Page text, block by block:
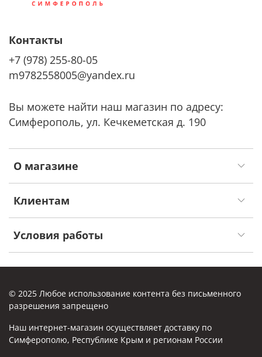
О магазине
Клиентам
Условия работы
Контакты
+7 (978) 255-80-05
m9782558005@yandex.ru
Вы можете найти наш магазин по адресу:
Симферополь, ул. Кечкеметская д. 190
© 2025 Любое использование контента без письменного
разрешения запрещено
Наш интернет-магазин осуществляет доставку по
Симферополю, Республике Крым и регионам России